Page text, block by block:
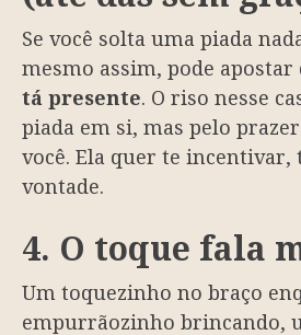
Se você solta uma piada
mesmo assim, pode apostar
tá presente. O riso nesse
piada em si, mas pelo
você. Ela quer te incentivar,
vontade.
4. O toque fala
Um toquezinho no braço
empurrãozinho brincando,